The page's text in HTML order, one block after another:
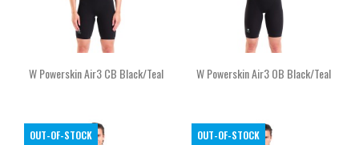
W Powerskin Air3 CB Black/teal W Powerskin Air3 OB Black/teal
OUT-OF-STOCK OUT-OF-STOCK